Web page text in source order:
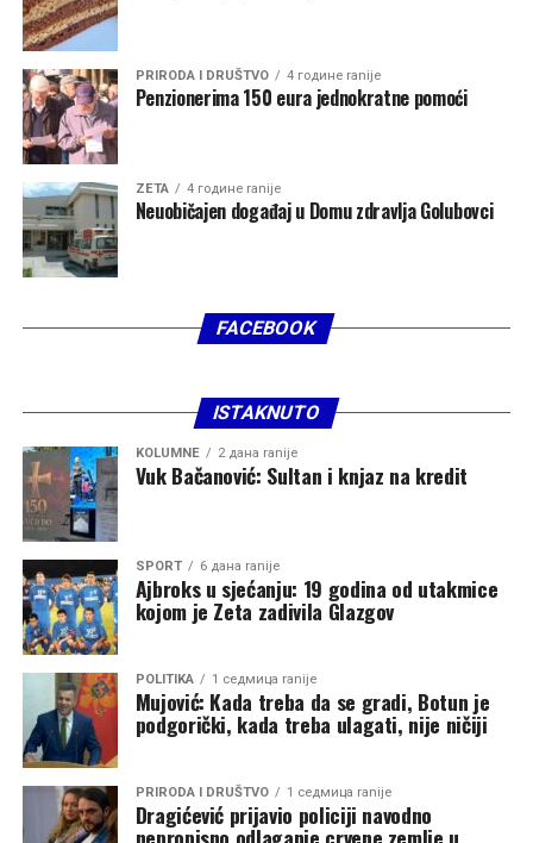
“Međutim, svaka odluka koja se tiče naše države biće
donijeta odgovorno, transparentno i isključivo u skladu
sa interesima građana Crne Gore”, poručio je Spajić.
PRIRODA I DRUŠTVO 4 године ranije
Penzionerima 150 eura jednokratne pomoći
ZETA 4 године ranije
Neuobičajen događaj u Domu zdravlja Golubovci
FACEBOOK
ISTAKNUTO
KOLUMNE 2 дана ranije
Vuk Bačanović: Sultan i knjaz na kredit
SPORT 6 дана ranije
Ajbroks u sjećanju: 19 godina od utakmice
kojom je Zeta zadivila Glazgov
POLITIKA 1 седмица ranije
Mujović: Kada treba da se gradi, Botun je
podgorički, kada treba ulagati, nije ničiji
PRIRODA I DRUŠTVO 1 седмица ranije
Dragićević prijavio policiji navodno